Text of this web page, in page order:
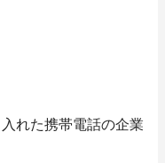
れた携帯電話の企業